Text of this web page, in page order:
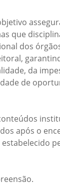
que
dos
da
de
após o